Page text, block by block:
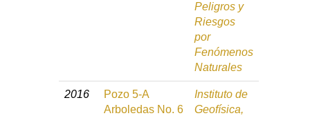
Peligros y
Riesgos
por
Fenómenos
Naturales
2016
Pozo 5-A
Arboledas No. 6
Instituto de
Geofísica,